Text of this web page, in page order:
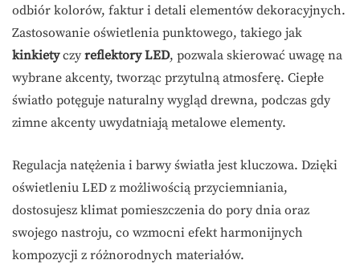
odbiór kolorów, faktur i detali elementów dekoracyjnych.
Zastosowanie oświetlenia punktowego, takiego jak
kinkietyczy reflektory LED, pozwala skierować uwagę na
wybrane akcenty, tworząc przytulną atmosferę. Ciepłe
światło potęguje naturalny wygląd drewna, podczas gdy
zimne akcenty uwydatniają metalowe elementy.
Regulacja natężenia i barwy światła jest kluczowa. Dzięki
oświetleniu LED z możliwością przyciemniania,
dostosujesz klimat pomieszczenia do pory dnia oraz
swojego nastroju, co wzmocni efekt harmonijnych
kompozycji z różnorodnych materiałów.